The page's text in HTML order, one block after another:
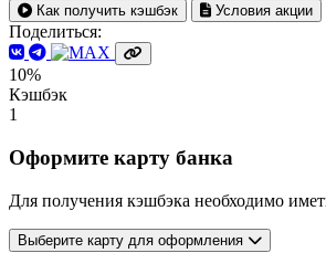
Как получить кэшбэк Условия акции
Поделиться:
10%
Кэшбэк
1
Оформите карту банка
Для получения кэшбэка необходимо
Выберите карту для оформления